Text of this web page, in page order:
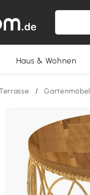
Haus & Wohnen
/ Gartenmöbel